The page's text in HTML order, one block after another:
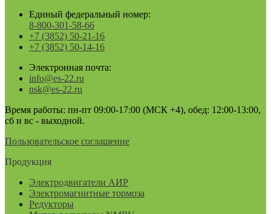
Единый федеральный номер:
8-800-301-58-66
+7 (3852) 50-21-16
+7 (3852) 50-14-16
Электронная почта:
info@es-22.ru
nsk@es-22.ru
Время работы: пн-пт 09:00-17:00 (МСК +4), обед: 12:00-13:00,
сб и вс - выходной.
Пользовательское соглашение
Продукция
Электродвигатели АИР
Электромагнитные тормоза
Редукторы